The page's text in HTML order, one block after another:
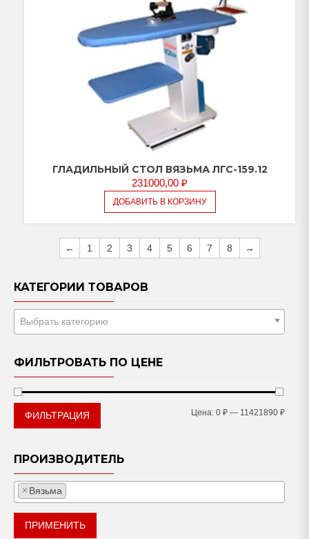
ГЛАДИЛЬНЫЙ СТОЛ ВЯЗЬМА ЛГС-159.12
231000,00 ₽
ДОБАВИТЬ В КОРЗИНУ
← 1 2 3 4 5 6 7 8 →
КАТЕГОРИИ ТОВАРОВ
Выбрать категорию
ФИЛЬТРОВАТЬ ПО ЦЕНЕ
ФИЛЬТРАЦИЯ Цена: 0 ₽ — 11421890 ₽
ПРОИЗВОДИТЕЛЬ
× Вязьма
ПРИМЕНИТЬ